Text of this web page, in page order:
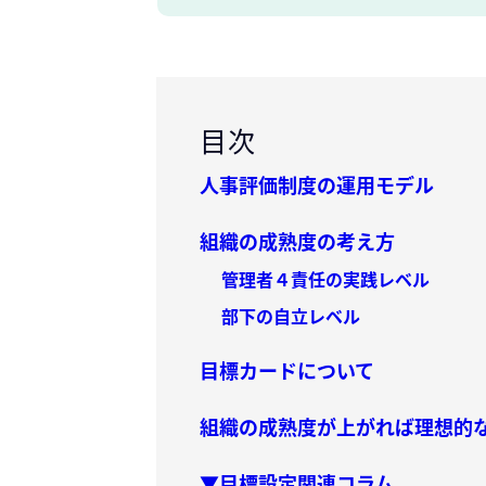
目次
人事評価制度の運用モデル
組織の成熟度の考え方
管理者４責任の実践レベル
部下の自立レベル
目標カードについて
組織の成熟度が上がれば理想的